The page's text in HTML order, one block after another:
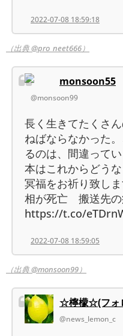
2022-07-08 18:59:18
（出典 @pro_neet666）
monsoon55
@monsoon99
長く生きてたくさ
ねばならなかった
るのは、間違って
本はこれからどう
冥福をお祈り致し
相が死亡 搬送先
https://t.co/
2022-07-08 18:59:05
（出典 @monsoon99）
☆檸檬☆(フォ
@news_lemon_c